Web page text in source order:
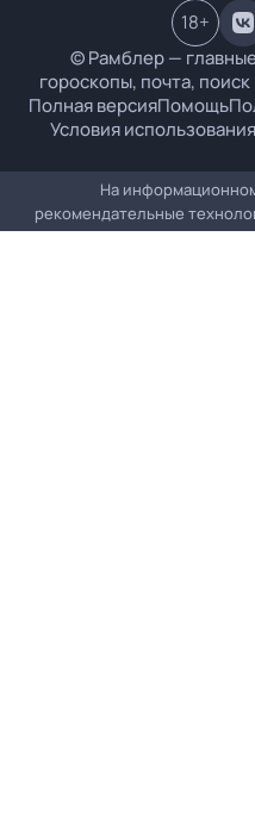
© Рамблер —
гороскопы, почта,
Полная версияПомощь
Условия использования
18+
На
рекомендательные